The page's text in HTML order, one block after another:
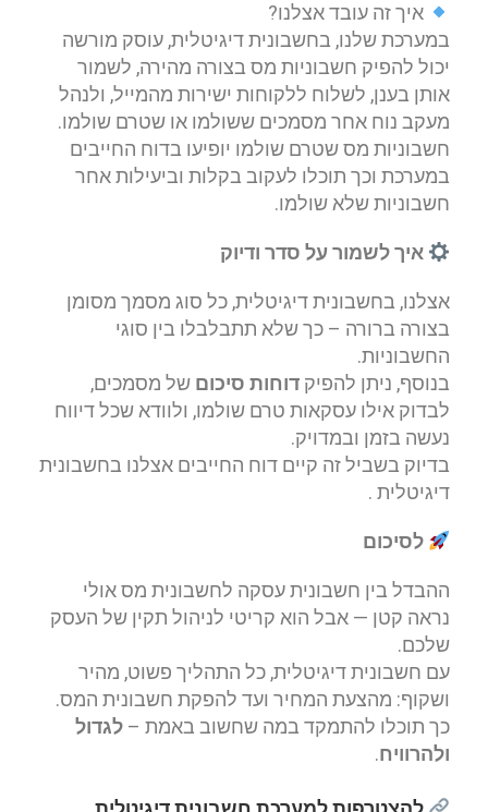
איך זה עובד אצלנו?
במערכת שלנו, בחשבונית דיגיטלית, עוסק מורשה
יכול להפיק חשבוניות מס בצורה מהירה, לשמור
אותן בענן, לשלוח ללקוחות ישירות מהמייל, ולנהל
מעקב נוח אחר מסמכים ששולמו או שטרם שולמו.
חשבוניות מס שטרם שולמו יופיעו בדוח החייבים
במערכת וכך תוכלו לעקוב בקלות וביעילות אחר
חשבוניות שלא שולמו.
איך לשמור על סדר ודיוק
אצלנו, בחשבונית דיגיטלית, כל סוג מסמך מסומן
בצורה ברורה – כך שלא תתבלבלו בין סוגי
החשבוניות.
בנוסף, ניתן להפיק דוחות סיכום של מסמכים,
לבדוק אילו עסקאות טרם שולמו, ולוודא שכל דיווח
נעשה בזמן ובמדויק.
בדיוק בשביל זה קיים דוח החייבים אצלנו בחשבונית
דיגיטלית .
לסיכום
ההבדל בין חשבונית עסקה לחשבונית מס אולי
נראה קטן — אבל הוא קריטי לניהול תקין של העסק
שלכם.
עם חשבונית דיגיטלית, כל התהליך פשוט, מהיר
ושקוף: מהצעת המחיר ועד להפקת חשבונית המס.
כך תוכלו להתמקד במה שחשוב באמת – לגדול
ולהרוויח.